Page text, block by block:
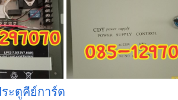
ะตูคีย์การ์ด